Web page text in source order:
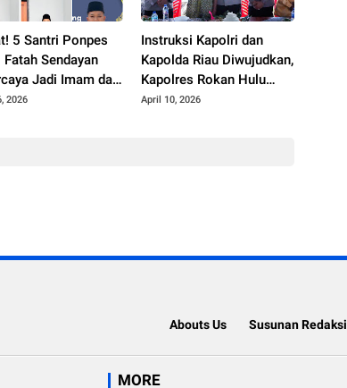
5 Santri Ponpes
Fatah Sendayan
Jadi Imam dan
Salat Idul Adha
2026
Instruksi Kapolri dan
Kapolda Riau Diwujudkan,
Kapolres Rokan Hulu
Tancap Gas Bangun
April 10, 2026
Abouts Us Susunan Redaksi
MORE